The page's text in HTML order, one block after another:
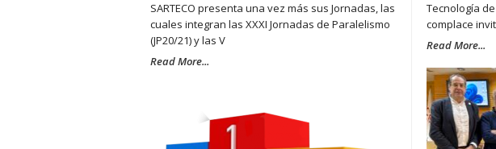
SARTECO presenta una vez más sus Jornadas, las
cuales integran las XXXI Jornadas de Paralelismo
(JP20/21) y las V
Read More...
Tecnología
complace
Read More...